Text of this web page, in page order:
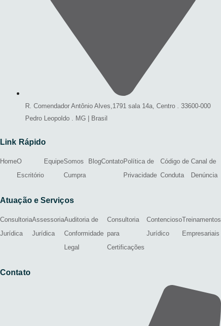
R. Comendador Antônio Alves,1791 sala 14a, Centro . 33600-000
Pedro Leopoldo . MG | Brasil
Link Rápido
HomeO
Escritório
EquipeSomos
Cumpra
BlogContatoPolítica de
Privacidade
Código de
Conduta
Canal de
Denúncia
Atuação e Serviços
Consultoria
Jurídica
Assessoria
Jurídica
Auditoria de
Conformidade
Legal
Consultoria
para
Certificações
Contencioso
Jurídico
Treinamentos
Empresariais
Contato